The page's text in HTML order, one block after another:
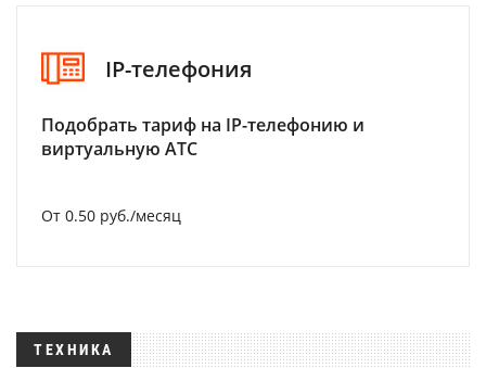
IP-телефония
Подобрать тариф на IP-телефонию и
виртуальную АТС
От 0.50 руб./месяц
ТЕХНИКА